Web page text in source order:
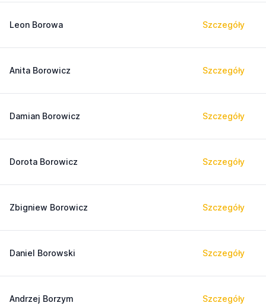
Leon Borowa Szczegóły
Anita Borowicz Szczegóły
Damian Borowicz Szczegóły
Dorota Borowicz Szczegóły
Zbigniew Borowicz Szczegóły
Daniel Borowski Szczegóły
Andrzej Borzym Szczegóły